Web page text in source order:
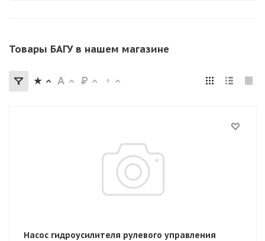
Товары БАГУ в нашем магазине
Насос гидроусилителя рулевого управления